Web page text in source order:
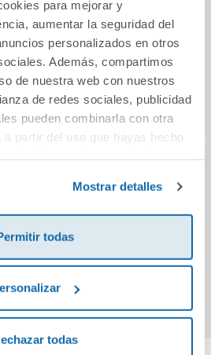
para mejorar y
aumentar la seguridad del
personalizados en otros
Además, compartimos
de nuestra web con nuestros
de redes sociales, publicidad
pueden combinarla con otra
partir del uso que hayas hecho
Mostrar detalles
todas
todas
Continente animal
16,00€